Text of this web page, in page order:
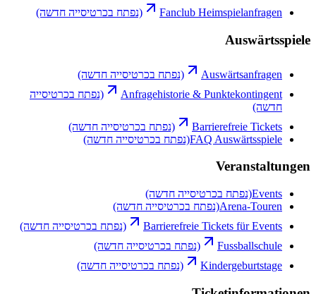
Fanclub Heimspielanfragen
(נפתח בכרטיסייה חדשה)
Auswärtsspiele
Auswärtsanfragen
(נפתח בכרטיסייה חדשה)
Anfragehistorie & Punktekontingent
(נפתח בכרטיסייה
חדשה)
Barrierefreie Tickets
(נפתח בכרטיסייה חדשה)
FAQ Auswärtsspiele(נפתח בכרטיסייה חדשה)
Veranstaltungen
Events(נפתח בכרטיסייה חדשה)
Arena-Touren(נפתח בכרטיסייה חדשה)
Barrierefreie Tickets für Events
(נפתח בכרטיסייה חדשה)
Fussballschule
(נפתח בכרטיסייה חדשה)
Kindergeburtstage
(נפתח בכרטיסייה חדשה)